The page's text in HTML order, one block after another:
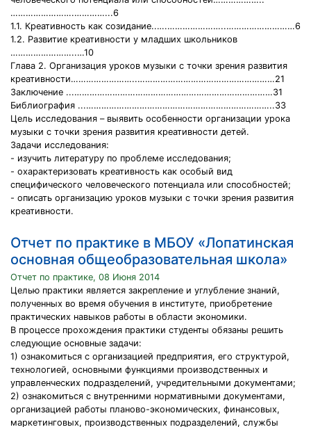
…………………….…………...6
1.1. Креативность как созидание..….…………………..………………………6
1.2. Развитие креативности у младших школьников
……………………..…10
Глава 2. Организация уроков музыки с точки зрения развития
креативности……………………..………………………………………………21
Заключение ...……………………………………………………………………31
Библиография ...………………………………………………………………..33
Цель исследования – выявить особенности организации урока
музыки с точки зрения развития креативности детей.
Задачи исследования:
- изучить литературу по проблеме исследования;
- охарактеризовать креативность как особый вид
специфического человеческого потенциала или способностей;
- описать организацию уроков музыки с точки зрения развития
креативности.
Отчет по практике в МБОУ «Лопатинская
основная общеобразовательная школа»
Отчет по практике, 08 Июня 2014
Целью практики является закрепление и углубление знаний,
полученных во время обучения в институте, приобретение
практических навыков работы в области экономики.
В процессе прохождения практики студенты обязаны решить
следующие основные задачи:
1) ознакомиться с организацией предприятия, его структурой,
технологией, основными функциями производственных и
управленческих подразделений, учредительными документами;
2) ознакомиться с внутренними нормативными документами,
организацией работы планово-экономических, финансовых,
маркетинговых, производственных подразделений, службы